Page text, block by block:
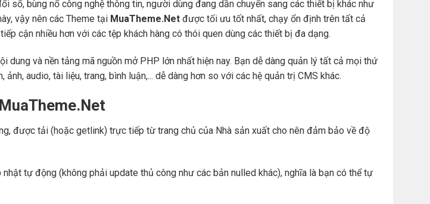
số, bùng nổ công nghệ thông tin, người dùng đang dần chuyển sang các thiết bị khác như
vậy nên các Theme tại MuaTheme.Net được tối ưu tốt nhất, chạy ổn định trên tất cả
cận nhiều hơn với các tệp khách hàng có thói quen dùng các thiết bị đa dạng.
dung và nền tảng mã nguồn mở PHP lớn nhất hiện nay. Bạn dễ dàng quản lý tất cả mọi thứ
audio, tài liệu, trang, bình luận,... dễ dàng hơn so với các hệ quản trị CMS khác.
được tải (hoặc getlink) trực tiếp từ trang chủ của Nhà sản xuất cho nên đảm bảo về độ
tự động (không phải update thủ công như các bản nulled khác), nghĩa là bạn có thể tự